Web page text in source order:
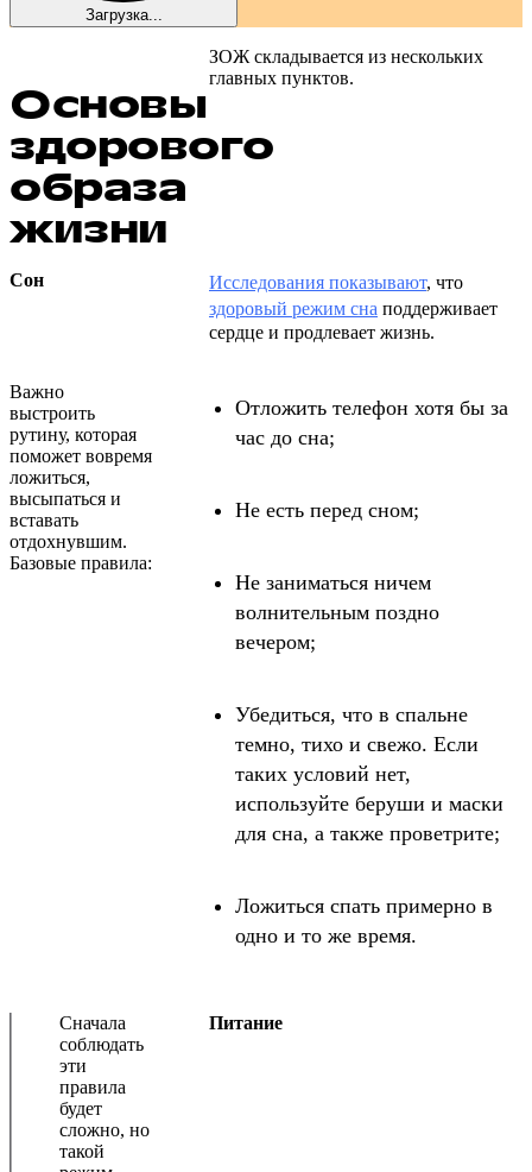
Загрузка...
Основы
здорового
образа
жизни
ЗОЖ складывается из нескольких
главных пунктов.
Сон Исследования показывают, что
здоровый режим сна поддерживает
сердце и продлевает жизнь.
Важно
выстроить
рутину, которая
поможет вовремя
ложиться,
высыпаться и
вставать
отдохнувшим.
Базовые правила:
Отложить телефон хотя бы за
час до сна;
Не есть перед сном;
Не заниматься ничем
волнительным поздно
вечером;
Убедиться, что в спальне
темно, тихо и свежо. Если
таких условий нет,
используйте беруши и маски
для сна, а также проветрите;
Ложиться спать примерно в
одно и то же время.
Сначала
соблюдать
эти
правила
будет
сложно, но
такой
Питание